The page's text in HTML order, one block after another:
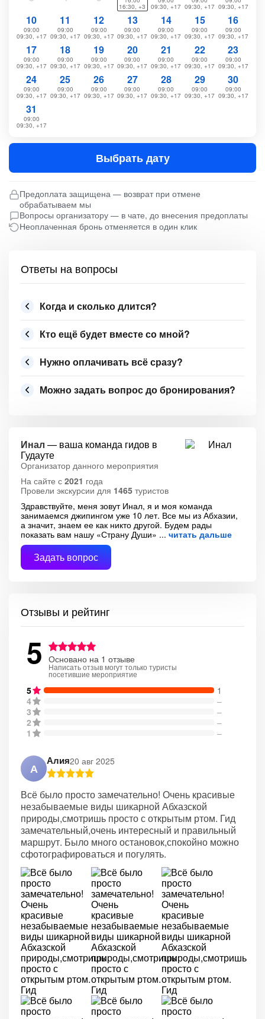
16:30, +3 09:30, +17 09:30, +17 09:30, +17
10
09:00
09:30, +17
11
09:00
09:30, +17
12
09:00
09:30, +17
13
09:00
09:30, +17
14
09:00
09:30, +17
15
09:00
09:30, +17
16
09:00
09:30, +17
17
09:00
09:30, +17
18
09:00
09:30, +17
19
09:00
09:30, +17
20
09:00
09:30, +17
21
09:00
09:30, +17
22
09:00
09:30, +17
23
09:00
09:30, +17
24
09:00
09:30, +17
25
09:00
09:30, +17
26
09:00
09:30, +17
27
09:00
09:30, +17
28
09:00
09:30, +17
29
09:00
09:30, +17
30
09:00
09:30, +17
31
09:00
09:30, +17
Выбрать дату
Предоплата защищена — возврат при отмене
обрабатываем мы
Вопросы организатору — в чате, до внесения предоплаты
Неоплаченная бронь отменяется в один клик
Ответы на вопросы
Когда и сколько длится?
Кто ещё будет вместе со мной?
Нужно оплачивать всё сразу?
Можно задать вопрос до бронирования?
Инал — ваша команда гидов в
Гудауте
Организатор данного мероприятия
На сайте с 2021 года
Провели экскурсии для 1465 туристов
Здравствуйте, меня зовут Инал, я и моя команда
занимаемся джипингом уже 10 лет. Все мы из Абхазии,
а значит, знаем ее как никто другой. Будем рады
показать вам нашу «Страну Души»
читать дальше
Задать вопрос
Отзывы и рейтинг
5 Основано на 1 отзыве
Написать отзыв могут только туристы
посетившие мероприятие
5
1
4
–
3
–
2
–
1
–
А
Алия20 авг 2025
Всё было просто замечательно! Очень красивые
незабываемые виды шикарной Абхазской
природы,смотришь просто с открытым ртом. Гид
замечательный,очень интересный и правильный
маршрут. Было много остановок,спокойно можно
сфотографироваться и погулять.